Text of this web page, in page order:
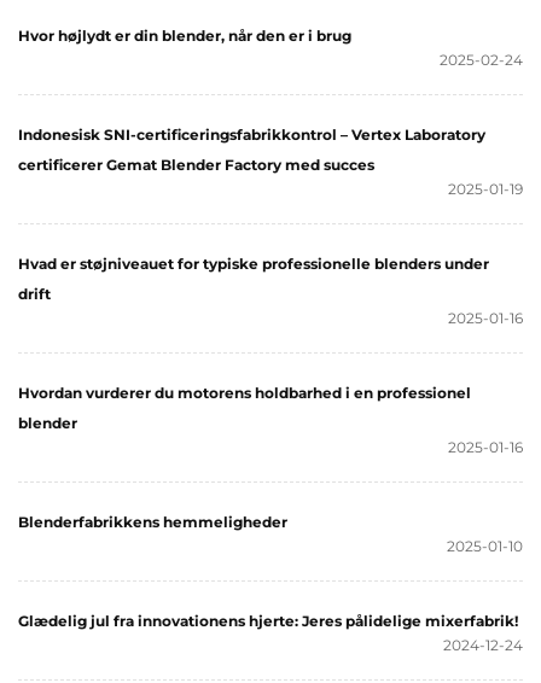
Hvor højlydt er din blender, når den er i brug
2025-02-24
Indonesisk SNI-certificeringsfabrikkontrol – Vertex Laboratory
certificerer Gemat Blender Factory med succes
2025-01-19
Hvad er støjniveauet for typiske professionelle blenders under
drift
2025-01-16
Hvordan vurderer du motorens holdbarhed i en professionel
blender
2025-01-16
Blenderfabrikkens hemmeligheder
2025-01-10
Glædelig jul fra innovationens hjerte: Jeres pålidelige mixerfabrik!
2024-12-24